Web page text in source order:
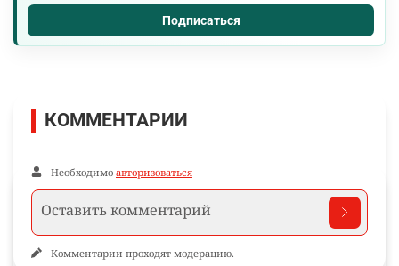
Подписаться
КОММЕНТАРИИ
Необходимо авторизоваться
Комментарии проходят модерацию.